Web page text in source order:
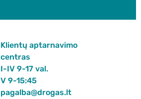
Klientų aptarnavimo
centras
I-IV 9-17 val.
V 9-15:45
pagalba@drogas.lt